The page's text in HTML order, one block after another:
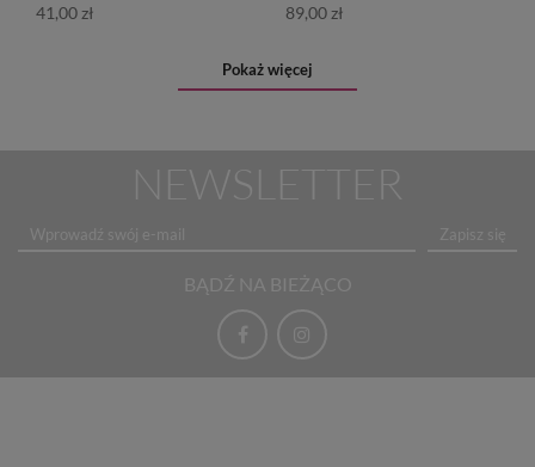
41,00 zł 89,00 zł
Pokaż więcej
NEWSLETTER
Zapisz się
BĄDŹ NA BIEŻĄCO